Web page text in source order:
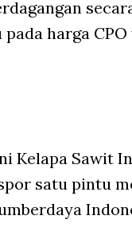
harga
Kelapa Sawit
satu pintu